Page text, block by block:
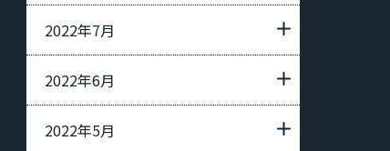
2022年7月
2022年6月
2022年5月